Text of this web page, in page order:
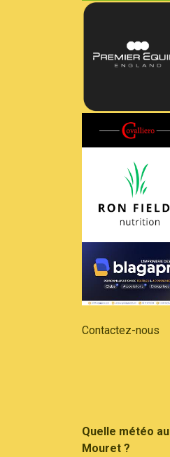
Contactez-nous
Quelle météo au
Mouret ?